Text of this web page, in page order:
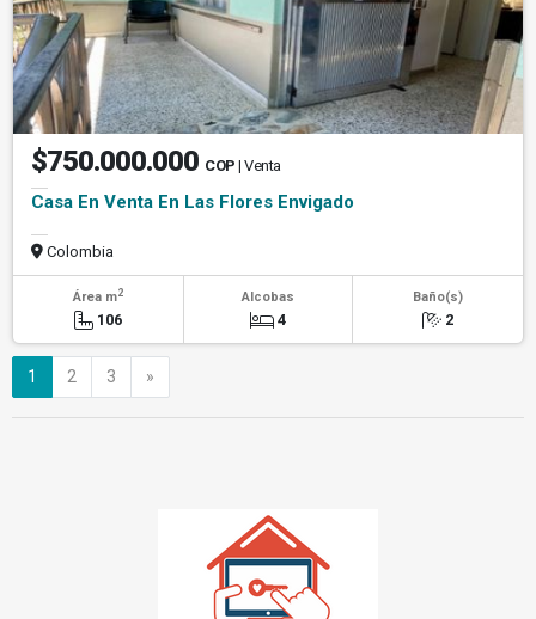
$750.000.000 COP | Venta
Casa En Venta En Las Flores Envigado
Colombia
Área m2
106
Alcobas
4
Baño(s)
2
1 2 3 »